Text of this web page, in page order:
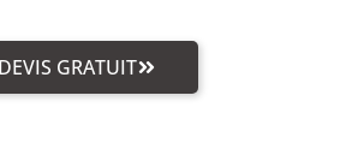
DEVIS GRATUIT